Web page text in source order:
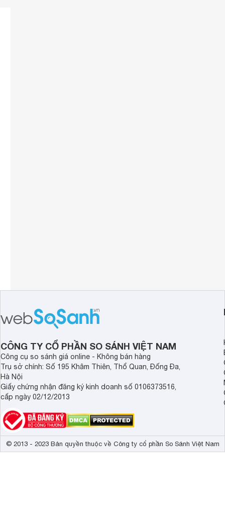
CÔNG TY CỔ PHẦN SO SÁNH VIỆT NAM
Công cụ so sánh giá online - Không bán hàng
Trụ sở chính: Số 195 Khâm Thiên, Thổ Quan, Đống Đa,
Hà Nội
Giấy chứng nhận đăng ký kinh doanh số 0106373516,
cấp ngày 02/12/2013
© 2013 - 2023 Bản quyền thuộc về Công ty cổ phần So Sánh Việt Nam